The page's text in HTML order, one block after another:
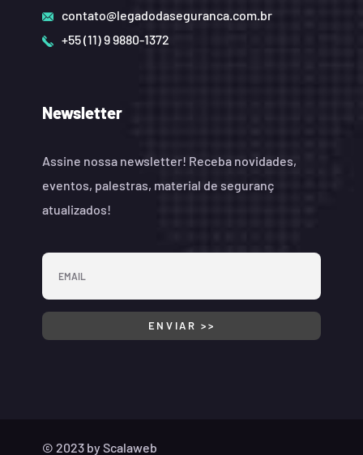
contato@legadodaseguranca.com.br
+55 (11) 9 9880-1372
Newsletter
Assine nossa newsletter! Receba novidades,
eventos, palestras, material de seguranç
atualizados!
© 2023 byScalaweb